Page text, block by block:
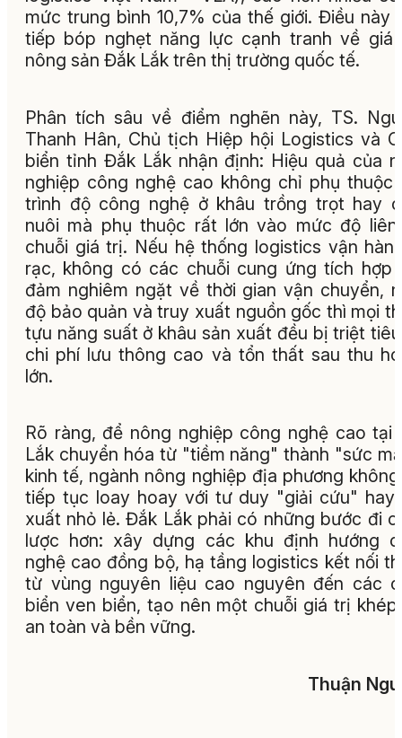
mức trung bình 10,7% của thế giới. Điều này
tiếp bóp nghẹt năng lực cạnh tranh về giá
nông sản Đắk Lắk trên thị trường quốc tế.
Phân tích sâu về điểm nghẽn này, TS.
Thanh Hân, Chủ tịch Hiệp hội Logistics và
biển tỉnh Đắk Lắk nhận định: Hiệu quả của
nghiệp công nghệ cao không chỉ phụ thuộc
trình độ công nghệ ở khâu trồng trọt hay
nuôi mà phụ thuộc rất lớn vào mức độ
chuỗi giá trị. Nếu hệ thống logistics vận
rạc, không có các chuỗi cung ứng tích hợp
đảm nghiêm ngặt về thời gian vận chuyển,
độ bảo quản và truy xuất nguồn gốc thì mọi
tựu năng suất ở khâu sản xuất đều bị triệt
chi phí lưu thông cao và tổn thất sau thu
lớn.
Rõ ràng, để nông nghiệp công nghệ cao tại
Lắk chuyển hóa từ "tiềm năng" thành "sức
kinh tế, ngành nông nghiệp địa phương
tiếp tục loay hoay với tư duy "giải cứu" hay
xuất nhỏ lẻ. Đắk Lắk phải có những bước đi
lược hơn: xây dựng các khu định hướng
nghệ cao đồng bộ, hạ tầng logistics kết nối
từ vùng nguyên liệu cao nguyên đến các
biển ven biển, tạo nên một chuỗi giá trị khép
an toàn và bền vững.
Thuận